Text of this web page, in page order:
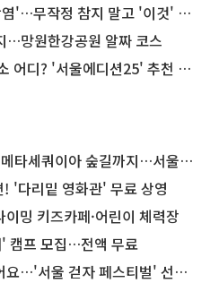
작정 참지 말고 '이것' 해보세요!
…망원한강공원 알짜 코스
디? '서울에디션25' 추천 코스
이아 숲길까지…서울둘레길 15코스
'다리밑 영화관' 무료 상영
밍 키즈카페·어린이 체력장
캠프 모집…전액 무료
울 걷자 페스티벌' 선착순 5천명